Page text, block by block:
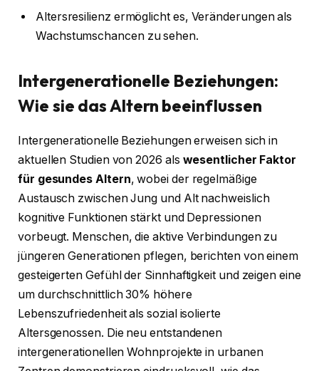
Altersresilienz ermöglicht es, Veränderungen als
Wachstumschancen zu sehen.
Intergenerationelle Beziehungen:
Wie sie das Altern beeinflussen
Intergenerationelle Beziehungen erweisen sich in
aktuellen Studien von 2026 als wesentlicher Faktor
für gesundes Altern, wobei der regelmäßige
Austausch zwischen Jung und Alt nachweislich
kognitive Funktionen stärkt und Depressionen
vorbeugt. Menschen, die aktive Verbindungen zu
jüngeren Generationen pflegen, berichten von einem
gesteigerten Gefühl der Sinnhaftigkeit und zeigen eine
um durchschnittlich 30% höhere
Lebenszufriedenheit als sozial isolierte
Altersgenossen. Die neu entstandenen
intergenerationellen Wohnprojekte in urbanen